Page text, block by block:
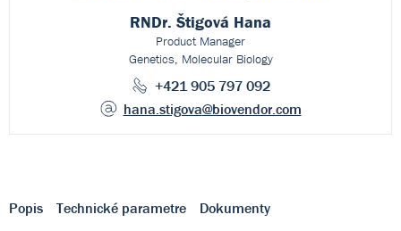
RNDr. Štigová Hana
Product Manager
Genetics, Molecular Biology
+421 905 797 092
hana.stigova@biovendor.com
Popis Technické parametre Dokumenty